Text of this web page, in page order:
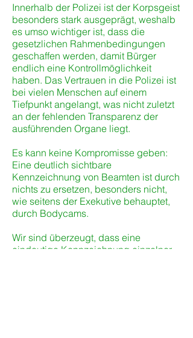
Innerhalb der Polizei ist der Korpsgeist
besonders stark ausgeprägt, weshalb
es umso wichtiger ist, dass die
gesetzlichen Rahmenbedingungen
geschaffen werden, damit Bürger
endlich eine Kontrollmöglichkeit
haben. Das Vertrauen in die Polizei ist
bei vielen Menschen auf einem
Tiefpunkt angelangt, was nicht zuletzt
an der fehlenden Transparenz der
ausführenden Organe liegt.
Es kann keine Kompromisse geben:
Eine deutlich sichtbare
Kennzeichnung von Beamten ist durch
nichts zu ersetzen, besonders nicht,
wie seitens der Exekutive behauptet,
durch Bodycams.
Wir sind überzeugt, dass eine
eindeutige Kennzeichnung einzelner